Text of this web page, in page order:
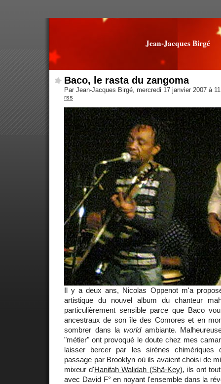
Jean-Jacques Birgé
Baco, le rasta du zangoma
Par Jean-Jacques Birgé, mercredi 17 janvier 2007 à
rss
Il y a deux ans, Nicolas Oppenot m'a
artistique du nouvel album du chanteur
particulièrement sensible parce que Baco
ancestraux de son île des Comores et en
sombrer dans la worldambiante.
"métier" ont provoqué le doute chez mes
laisser bercer par les sirènes
passage par Brooklyn où ils avaient choisi de
mixeur d'Hanifah Walidah (Shä-Key), ils ont
avec David F° en noyant l'ensemble dans la